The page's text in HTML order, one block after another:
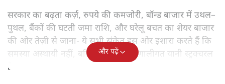
सरकार का बढ़ता कर्ज़, रुपये की कमजोरी, बॉन्ड बाजार में उथल–
पुथल, बैंकों की घटती जमा राशि, और घरेलू बचत का शेयर बाजार
की ओर तेज़ी से जाना- ये सभी संकेत इस ओर इशारा करते हैं कि
समस्या अस्थायी नहीं, बल्कि गहरी और प्रणालीगत यानी स्ट्रक्चरल
है।
और पढ़ें